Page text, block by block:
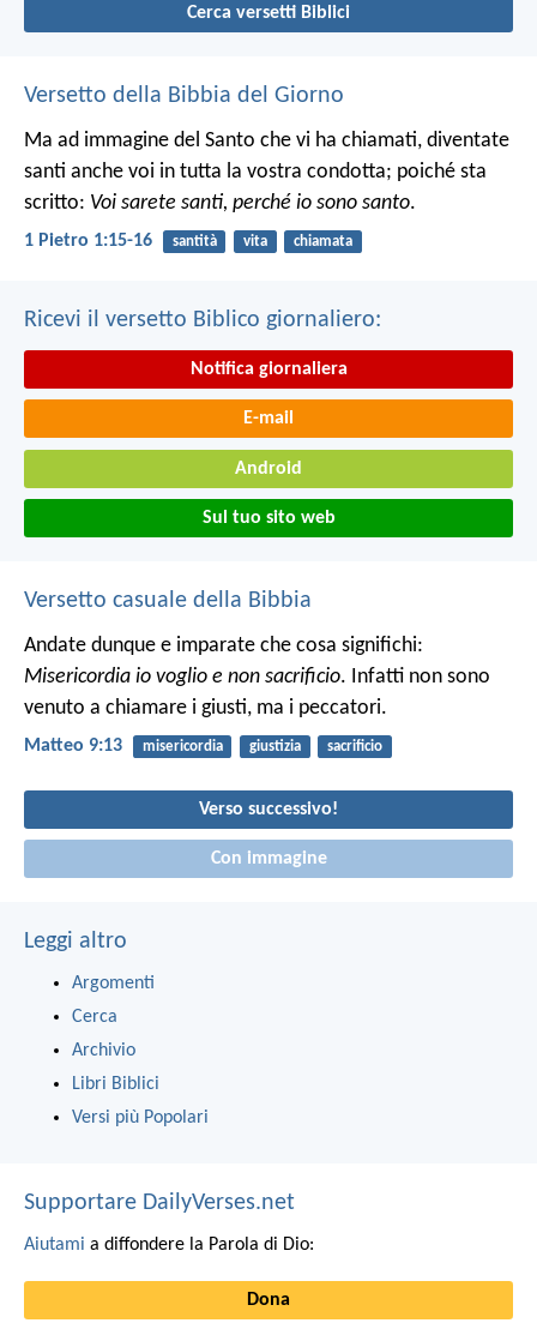
Cerca versetti Biblici
Versetto della Bibbia del Giorno
Ma ad immagine del Santo che vi ha chiamati, diventate
santi anche voi in tutta la vostra condotta; poiché sta
scritto: Voi sarete santi, perché io sono santo.
1 Pietro 1:15-16 santità vita chiamata
Ricevi il versetto Biblico giornaliero:
Notifica giornaliera
E-mail
Android
Sul tuo sito web
Versetto casuale della Bibbia
Andate dunque e imparate che cosa significhi:
Misericordia io voglio e non sacrificio. Infatti non sono
venuto a chiamare i giusti, ma i peccatori.
Matteo 9:13 misericordia giustizia sacrificio
Verso successivo!
Con immagine
Leggi altro
Argomenti
Cerca
Archivio
Libri Biblici
Versi più Popolari
Supportare DailyVerses.net
Aiutami a diffondere la Parola di Dio:
Dona